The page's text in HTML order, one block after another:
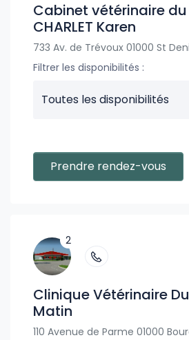
Cabinet vétérinaire du
CHARLET Karen
733 Av. de Trévoux 01000 St
Filtrer les disponibilités :
Toutes les disponibilités
Prendre rendez-vous
2
Clinique Vétérinaire
Matin
110 Avenue de Parme 01000